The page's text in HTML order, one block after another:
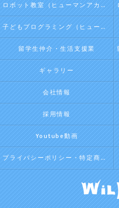
ロボット教室（ヒューマンアカデミージュニアプログラム）
子どもプログラミング（ヒューマンアカデミージュニアプログラム）
留学生仲介・生活支援業
ギャラリー
会社情報
採用情報
Youtube動画
プライバシーポリシー・特定商取引法に基づく表記